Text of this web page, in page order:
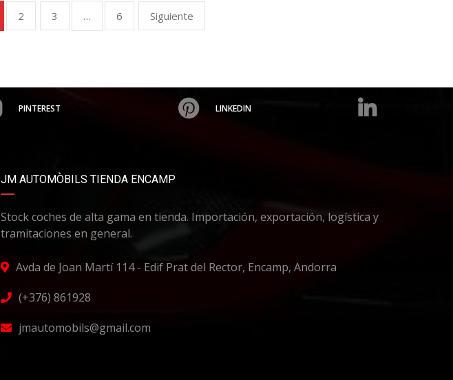
2 3 … 6 Siguiente
PINTEREST LINKEDIN
JM AUTOMÒBILS TIENDA ENCAMP
Stock coches de alta gama en tienda. Importación, exportación, logística y
tramitaciones en general.
Avda de Joan Martí 114 - Edif Prat del Rector, Encamp, Andorra
(+376) 861928
jmautomobils@gmail.com